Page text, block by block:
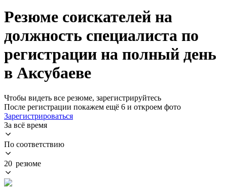
Резюме соискателей на
должность специалиста по
регистрации на полный день
в Аксубаеве
Чтобы видеть все резюме, зарегистрируйтесь
После регистрации покажем ещё 6 и откроем фото
Зарегистрироваться
За всё время
По соответствию
20 резюме